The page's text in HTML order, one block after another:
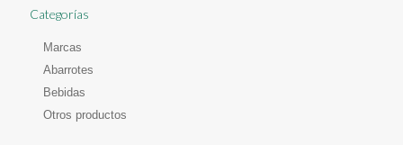
Categorías
Marcas
Abarrotes
Bebidas
Otros productos